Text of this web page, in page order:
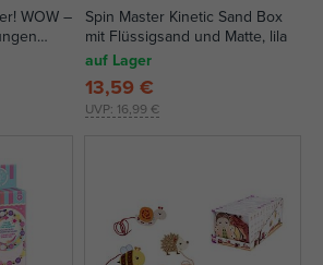
WOW –
Spin Master Kinetic Sand Box
mit Flüssigsand und Matte, lila
auf Lager
UVP: 16,99 €
13,59 €